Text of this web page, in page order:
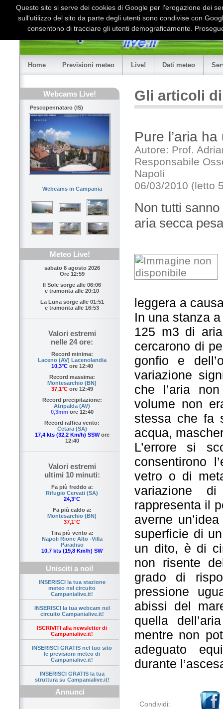
Home Previsioni meteo Live! Dati meteo
Webcams Live!
Pescopennataro (IS)
Webcams in Campania
Meteo Live!
sabato 8 agosto 2026
Ore 12:59
Il Sole sorge alle 06:06
e tramonta alle 20:10
La Luna sorge alle 01:51
e tramonta alle 16:53
Valori estremi
nelle 24 ore:
Record minima:
Laceno (AV) Lacenolandia
10,3°Core 12:40
Record massima:
Montesarchio (BN)
37,1°Core 12:49
Record precipitazione:
Atripalda (AV)
0,3mm ore 12:40
Record raffica vento:
Cetara (SA)
17,4 kts (32,2 Km/h) SSWore
12:40
Valori estremi
ultimi 10 minuti:
Fa più freddo a:
Rifugio Cervati (SA)
24,3°C
Fa più caldo a:
Montesarchio (BN)
37,1°C
Tira più vento a:
Napoli Rione Alto -Villa
Paradiso
10,7 kts (19,8 Km/h) SW
Unisciti a noi!
INSERISCI la tua stazione
meteo nel circuito
Campanialive.it!
INSERISCI la tua webcam nel
circuito Campanialive.it!
ISCRIVITI alla newsletter di
Campanialive.it!
INSERISCI GRATIS nel tuo sito
le previsioni meteo di
Campanialive.it!
INSERISCI GRATIS la tua
struttura su Campanialive.it!
Annunci
Gli articoli
Pure l’aria
Autore: Prof.
Responsabile
Napoli
06/03/2010 (letto
Non tutti
aria secca
leggera a
In una stanza
125 m3 di
cercarono di
gonfio e
variazione
che l’aria
volume non
stessa che fa
acqua,
L’errore si
consentirono
vetro o di
variazione
rappresenta il
averne
superficie di
un dito, è di
non risente
grado di
pressione
abissi del
quella
mentre non
adeguato
durante
Condividi:
Questo sito si serve dei cookies di Google per l'erogazione dei
sull'utilizzo del sito da parte degli utenti sono condivise con
consentono di tracciare gli utenti demograficamente.